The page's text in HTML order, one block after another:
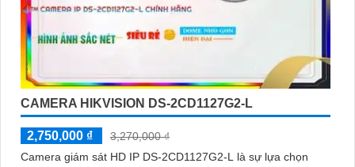
CAMERA HIKVISION DS-2CD1127G2-L
2,750,000 ₫
3,270,000 ₫
Camera giám sát HD IP DS-2CD1127G2-L là sự lựa chọn